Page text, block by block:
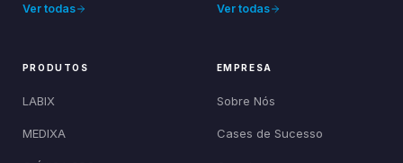
Ver todas Ver todas
PRODUTOS
LABIX
MEDIXA
EMPRESA
Sobre Nós
Cases de Sucesso